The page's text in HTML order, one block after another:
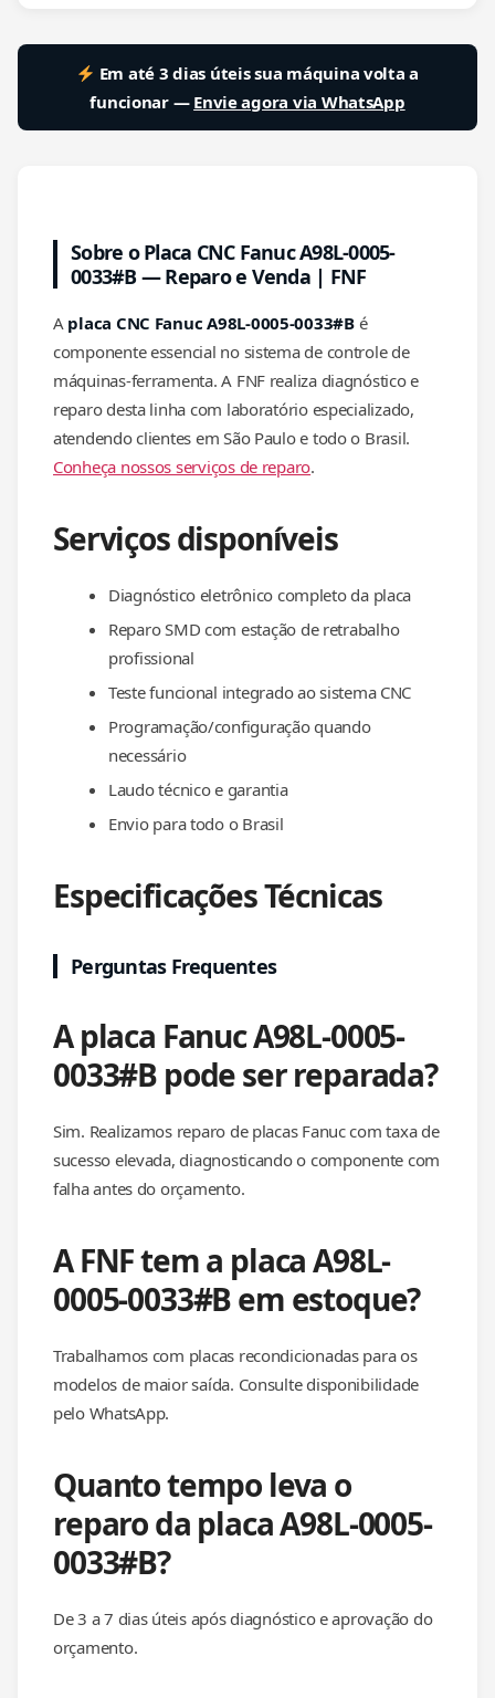
Em até 3 dias úteis sua máquina volta a
funcionar — Envie agora via WhatsApp
Sobre o Placa CNC Fanuc A98L-0005-
0033#B — Reparo e Venda | FNF
A placa CNC Fanuc A98L-0005-0033#Bé
componente essencial no sistema de controle de
máquinas-ferramenta. A FNF realiza diagnóstico e
reparo desta linha com laboratório especializado,
atendendo clientes em São Paulo e todo o Brasil.
Conheça nossos serviços de reparo.
Serviços disponíveis
Diagnóstico eletrônico completo da placa
Reparo SMD com estação de retrabalho
profissional
Teste funcional integrado ao sistema CNC
Programação/configuração quando
necessário
Laudo técnico e garantia
Envio para todo o Brasil
Especificações Técnicas
Perguntas Frequentes
A placa Fanuc A98L-0005-
0033#B pode ser reparada?
Sim. Realizamos reparo de placas Fanuc com taxa de
sucesso elevada, diagnosticando o componente com
falha antes do orçamento.
A FNF tem a placa A98L-
0005-0033#B em estoque?
Trabalhamos com placas recondicionadas para os
modelos de maior saída. Consulte disponibilidade
pelo WhatsApp.
Quanto tempo leva o
reparo da placa A98L-0005-
0033#B?
De 3 a 7 dias úteis após diagnóstico e aprovação do
orçamento.